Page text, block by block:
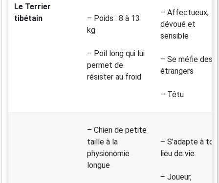
Le Terrier
tibétain
– Poids : 8 à 13
kg
– Poil long qui lui
permet de
résister au froid
– Affectueux,
dévoué et
sensible
– Se méfie des
étrangers
– Têtu
– Chien de petite
taille à la
physionomie
longue
– S’adapte à
lieu de vie
– Joueur,